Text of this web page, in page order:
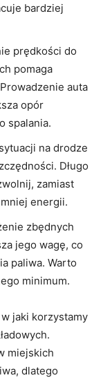
bardziej
prędkości do
pomaga
auta
opór
spalania.
na⁣ drodze
Długo
zamiast
energii.
zbędnych⁢
jego wagę, co
paliwa. Warto
minimum.
jaki korzystamy
miejskich
dlatego